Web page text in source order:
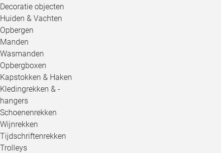
Decoratie objecten
Huiden & Vachten
Opbergen
Manden
Wasmanden
Opbergboxen
Kapstokken & Haken
Kledingrekken & -
hangers
Schoenenrekken
Wijnrekken
Tijdschriftenrekken
Trolleys